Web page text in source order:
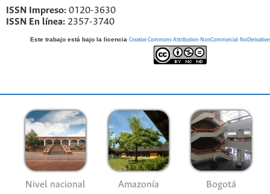
ISSN Impreso: 0120-3630
ISSN En línea: 2357-3740
Este trabajo está bajo la licencia Creative Commons Attribution-NonCommercial-
Nivel nacional Amazonía Bogotá